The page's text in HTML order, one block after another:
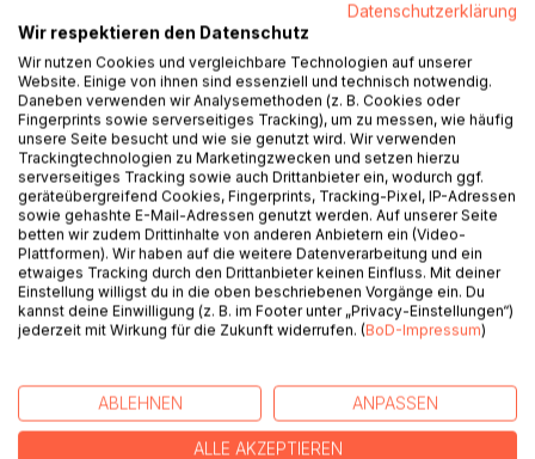
BESCHREIBUNG
Wer Peter Seibelt nicht kennt, und das sind die meisten,
weiß auch nichts über die Tragödie, die ihn über fünfzig
Jahre seines Lebens verfolgt hat.
Pit Ferman kennt ihn. Denn er war es, der Peters Biografie
im Kriminalroman Schaafswinter aufgezeichnet hat. Der
Anlass, ihn zu besuchen, ist jedoch ein anderer. Peter
Seibelt stellt Lampen aus den Rahmen alter
Zimmerkachelöfen her, und solch eine Lampe wünschen
sich Pit und seine Frau Eliza für ihr Haus.
Dabei ergibt sich aus Peters Erzählungen, dass seine
hatte als selbst Pit wusste.
Datenschutzerklärung
Wir respektieren den Datenschutz
Wir nutzen Cookies und vergleichbare Technologien auf unserer
Website. Einige von ihnen sind essenziell und technisch notwendig.
Daneben verwenden wir Analysemethoden (z. B. Cookies oder
Fingerprints sowie serverseitiges Tracking), um zu messen, wie häufig
unsere Seite besucht und wie sie genutzt wird. Wir verwenden
Trackingtechnologien zu Marketingzwecken und setzen hierzu
serverseitiges Tracking sowie auch Drittanbieter ein, wodurch ggf.
geräteübergreifend Cookies, Fingerprints, Tracking-Pixel, IP-Adressen
sowie gehashte E-Mail-Adressen genutzt werden. Auf unserer Seite
betten wir zudem Drittinhalte von anderen Anbietern ein (Video-
Plattformen). Wir haben auf die weitere Datenverarbeitung und ein
etwaiges Tracking durch den Drittanbieter keinen Einfluss. Mit deiner
Einstellung willigst du in die oben beschriebenen Vorgänge ein. Du
kannst deine Einwilligung (z. B. im Footer unter „Privacy-Einstellungen“)
jederzeit mit Wirkung für die Zukunft widerrufen. (BoD-Impressum)
ABLEHNEN ANPASSEN
ALLE AKZEPTIEREN